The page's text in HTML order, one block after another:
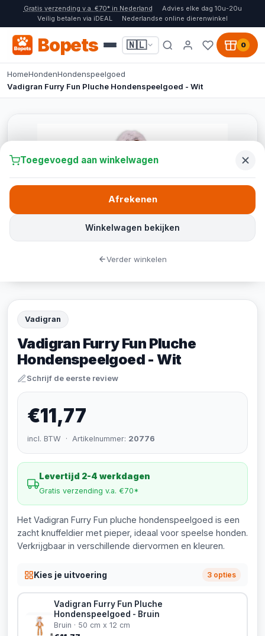
Gratis verzending v.a. €70* in Nederland
Advies elke dag 10u-20u
Veilig betalen via iDEAL
Nederlandse online dierenwinkel
Bopets 🇳🇱 0
HomeHondenHondenspeelgoed
Vadigran Furry Fun Pluche Hondenspeelgoed - Wit
Vadigran
Vadigran Furry Fun Pluche
Hondenspeelgoed - Wit
Schrijf de eerste review
€11,77
incl. BTW · Artikelnummer: 20776
Levertijd 2-4 werkdagen
Gratis verzending v.a. €70*
Het Vadigran Furry Fun pluche hondenspeelgoed is een
zacht knuffeldier met pieper, ideaal voor speelse honden.
Verkrijgbaar in verschillende diervormen en kleuren.
Kies je uitvoering 3 opties
Vadigran Furry Fun Pluche
Hondenspeelgoed - Bruin
Bruin · 50 cm x 12 cm
Toegevoegd aan winkelwagen
Winkelwagen bekijken
Afrekenen
Verder winkelen